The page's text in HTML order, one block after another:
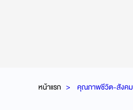
หน้าแรก คุณภาพชีวิต-สังคม